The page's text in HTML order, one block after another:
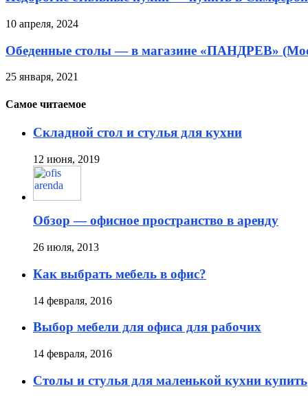
10 апреля, 2024
Обеденные столы — в магазине «ПАНДРЕВ»
25 января, 2021
Самое читаемое
Складной стол и стулья для кухни
12 июня, 2019
Обзор — офисное пространство в аренду
26 июля, 2013
Как выбрать мебель в офис?
14 февраля, 2016
Выбор мебели для офиса для рабочих
14 февраля, 2016
Столы и стулья для маленькой кухни купить